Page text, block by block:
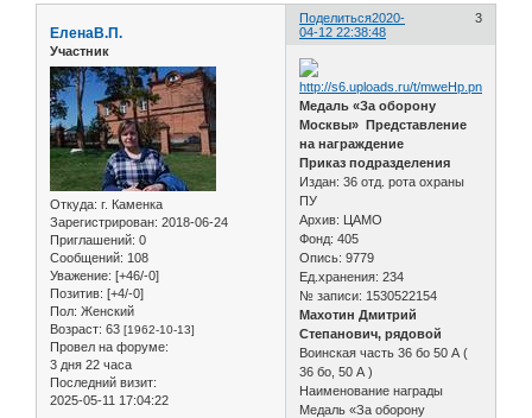
Поделиться 3
2020-
04-12 22:38:48
ЕленаВ.П.
Участник
Откуда: г. Каменка
Зарегистрирован: 2018-06-24
Приглашений: 0
Сообщений: 108
Уважение: [+46/-0]
Позитив: [+4/-0]
Пол: Женский
Возраст: 63 [1962-10-13]
Провел на форуме:
3 дня 22 часа
Последний визит:
2025-05-11 17:04:22
Медаль «За оборону
Москвы» Представление
на награждение
Приказ подразделения
Издан: 36 отд. рота охраны
ПУ
Архив: ЦАМО
Фонд: 405
Опись: 9779
Ед.хранения: 234
№ записи: 1530522154
Махотин Дмитрий
Степанович, рядовой
Воинская часть 36 бо 50 А (
36 бо, 50 А )
Наименование награды
Медаль «За оборону